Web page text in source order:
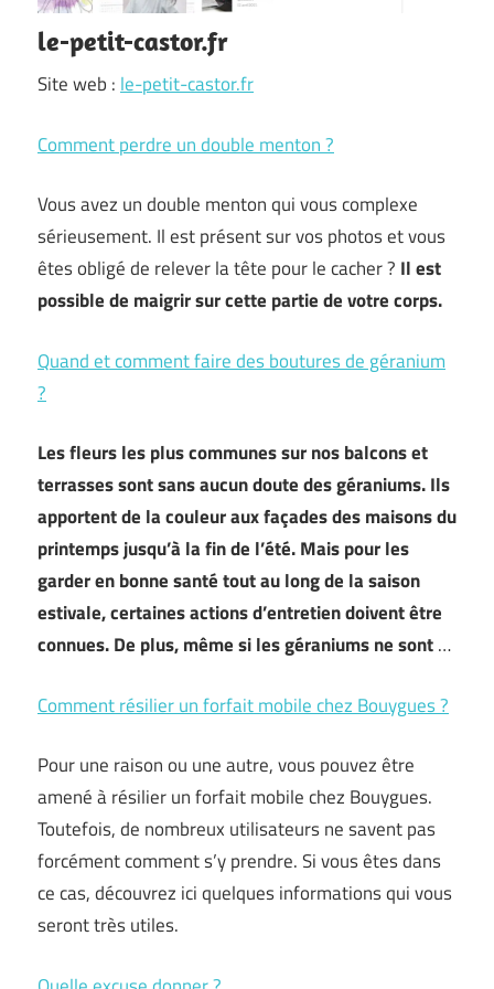
le-petit-castor.fr
Site web :le-petit-castor.fr
Comment perdre un double menton ?
Vous avez un double menton qui vous complexe
sérieusement. Il est présent sur vos photos et vous
êtes obligé de relever la tête pour le cacher ? Il est
possible de maigrir sur cette partie de votre corps.
Quand et comment faire des boutures de géranium
?
Les fleurs les plus communes sur nos balcons et
terrasses sont sans aucun doute des géraniums. Ils
apportent de la couleur aux façades des maisons du
printemps jusqu’à la fin de l’été. Mais pour les
garder en bonne santé tout au long de la saison
estivale, certaines actions d’entretien doivent être
connues. De plus, même si les géraniums ne sont…
Comment résilier un forfait mobile chez Bouygues ?
Pour une raison ou une autre, vous pouvez être
amené à résilier un forfait mobile chez Bouygues.
Toutefois, de nombreux utilisateurs ne savent pas
forcément comment s’y prendre. Si vous êtes dans
ce cas, découvrez ici quelques informations qui vous
seront très utiles.